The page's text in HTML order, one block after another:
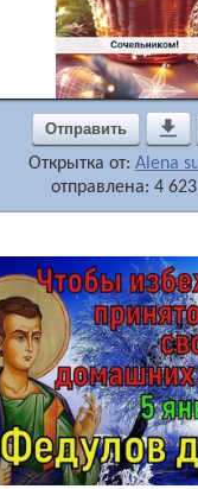
Отправить
Открытка от: Alena
отправлена: 4